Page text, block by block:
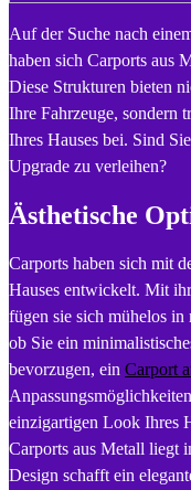
Auf der Suche nach
haben sich Carports aus
Diese Strukturen bieten
Ihre Fahrzeuge, sondern
Ihres Hauses bei. Sind
Upgrade zu verleihen?
Ästhetische
Carports haben sich mit
Hauses entwickelt. Mit
fügen sie sich mühelos
ob Sie ein
bevorzugen, ein Carport
einzigartigen Look Ihres
Carports aus Metall liegt
Design schafft ein